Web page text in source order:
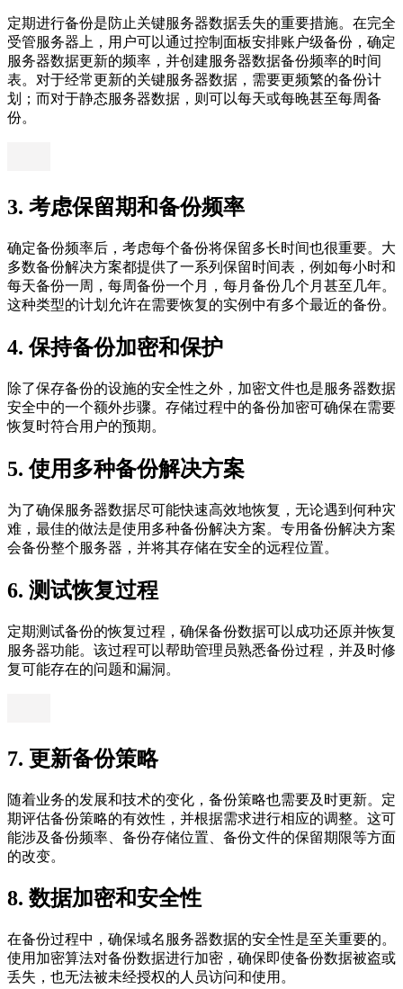
定期进行备份是防止关键服务器数据丢失的重要措施。在完全
受管服务器上，用户可以通过控制面板安排账户级备份，确定
服务器数据更新的频率，并创建服务器数据备份频率的时间
表。对于经常更新的关键服务器数据，需要更频繁的备份计
划；而对于静态服务器数据，则可以每天或每晚甚至每周备
份。
3. 考虑保留期和备份频率
确定备份频率后，考虑每个备份将保留多长时间也很重要。大
多数备份解决方案都提供了一系列保留时间表，例如每小时和
每天备份一周，每周备份一个月，每月备份几个月甚至几年。
这种类型的计划允许在需要恢复的实例中有多个最近的备份。
4. 保持备份加密和保护
除了保存备份的设施的安全性之外，加密文件也是服务器数据
安全中的一个额外步骤。存储过程中的备份加密可确保在需要
恢复时符合用户的预期。
5. 使用多种备份解决方案
为了确保服务器数据尽可能快速高效地恢复，无论遇到何种灾
难，最佳的做法是使用多种备份解决方案。专用备份解决方案
会备份整个服务器，并将其存储在安全的远程位置。
6. 测试恢复过程
定期测试备份的恢复过程，确保备份数据可以成功还原并恢复
服务器功能。该过程可以帮助管理员熟悉备份过程，并及时修
复可能存在的问题和漏洞。
7. 更新备份策略
随着业务的发展和技术的变化，备份策略也需要及时更新。定
期评估备份策略的有效性，并根据需求进行相应的调整。这可
能涉及备份频率、备份存储位置、备份文件的保留期限等方面
的改变。
8. 数据加密和安全性
在备份过程中，确保域名服务器数据的安全性是至关重要的。
使用加密算法对备份数据进行加密，确保即使备份数据被盗或
丢失，也无法被未经授权的人员访问和使用。